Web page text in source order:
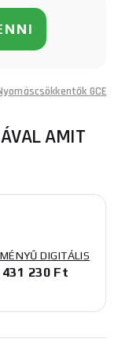
GCE
AMIT
DIGITÁLIS
431 230 Ft